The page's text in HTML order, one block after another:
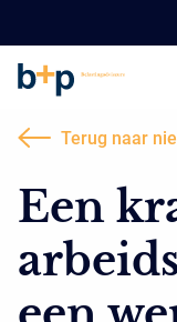
Terug naar
Een